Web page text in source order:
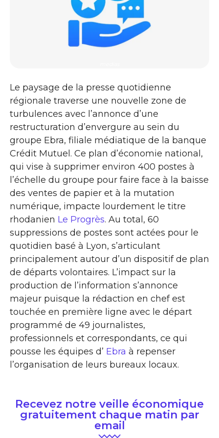
Le paysage de la presse quotidienne
régionale traverse une nouvelle zone de
turbulences avec l’annonce d’une
restructuration d’envergure au sein du
groupe Ebra, filiale médiatique de la banque
Crédit Mutuel. Ce plan d’économie national,
qui vise à supprimer environ 400 postes à
l’échelle du groupe pour faire face à la baisse
des ventes de papier et à la mutation
numérique, impacte lourdement le titre
rhodanien Le Progrès. Au total, 60
suppressions de postes sont actées pour le
quotidien basé à Lyon, s’articulant
principalement autour d’un dispositif de plan
de départs volontaires. L’impact sur la
production de l’information s’annonce
majeur puisque la rédaction en chef est
touchée en première ligne avec le départ
programmé de 49 journalistes,
professionnels et correspondants, ce qui
pousse les équipes d’ Ebra à repenser
l’organisation de leurs bureaux locaux.
Recevez notre veille économique
gratuitement chaque matin par
email